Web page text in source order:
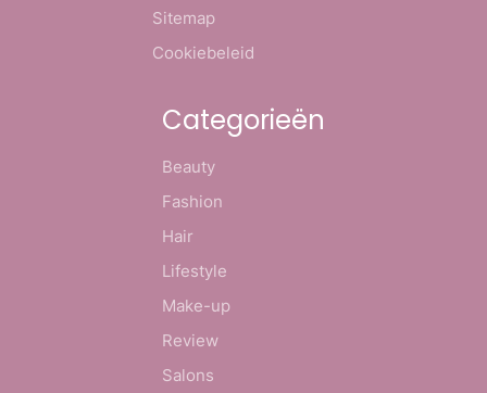
Sitemap
Cookiebeleid
Categorieën
Beauty
Fashion
Hair
Lifestyle
Make-up
Review
Salons